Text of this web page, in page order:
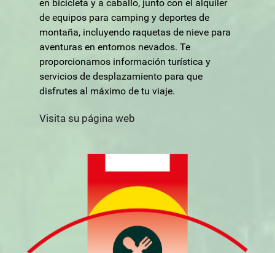
en bicicleta y a caballo, junto con el alquiler
de equipos para camping y deportes de
montaña, incluyendo raquetas de nieve para
aventuras en entornos nevados. Te
proporcionamos información turística y
servicios de desplazamiento para que
disfrutes al máximo de tu viaje.
Visita su página web